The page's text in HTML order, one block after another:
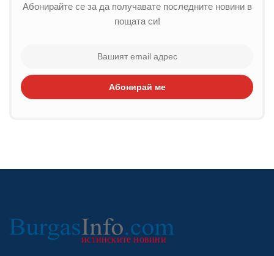
Абонирайте се за да получавате последните новини в
пощата си!
Абонирай ме